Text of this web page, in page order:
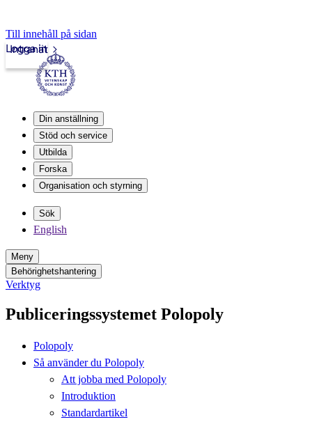
Till innehåll på sidan
Intranät
Logga in
Din anställning
Stöd och service
Utbilda
Forska
Organisation och styrning
Sök
English
Meny
Behörighetshantering
Verktyg
Publiceringssystemet Polopoly
Polopoly
Så använder du Polopoly
Att jobba med Polopoly
Introduktion
Standardartikel